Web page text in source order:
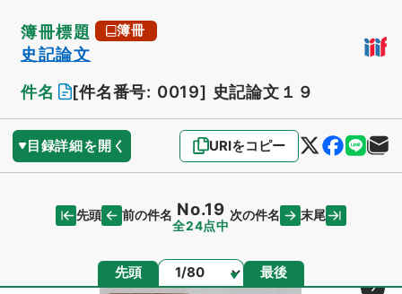
簿冊標題 簿冊
史記論文
件名
[件名番号: 0019] 史記論文１９
目録詳細を開く URIをコピー
先頭 前の件名 No.19
全24点中
次の件名 末尾
先頭 ページ 最後